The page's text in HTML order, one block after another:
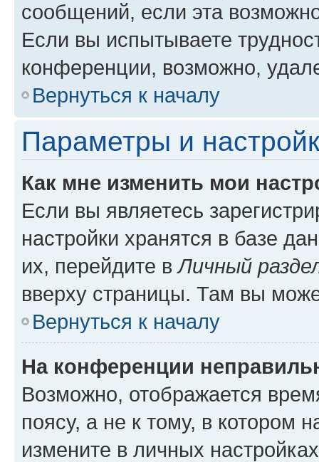
сообщений, если эта
Если вы испытываете
конференции, возможно,
Вернуться к началу
Параметры и
Как мне изменить мои
Если вы являетесь
настройки хранятся в базе
их, перейдите вЛичный
вверху страницы. Там вы
Вернуться к началу
На конференции
Возможно, отображается
поясу, а не к тому, в котором
измените в личных